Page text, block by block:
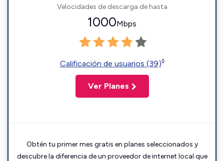
Velocidades de descarga de hasta
1000Mbps
Calificación de usuarios (39)◊
Ver Planes
Obtén tu primer mes gratis en planes seleccionados y
descubre la diferencia de un proveedor de internet local que